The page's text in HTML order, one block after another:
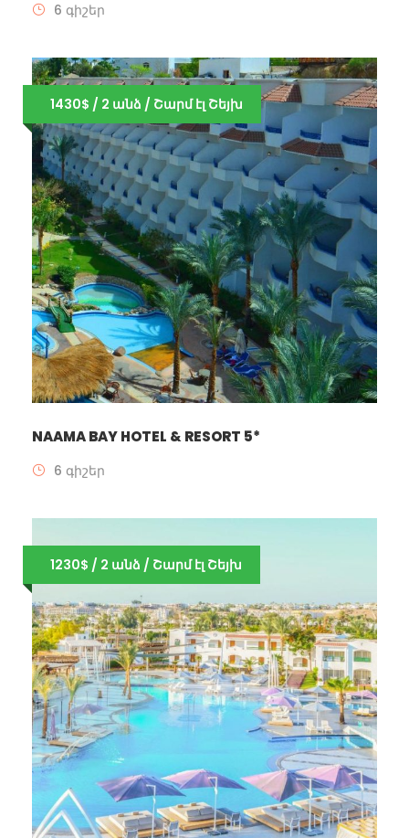
6 գիշեր
1430$ / 2 անձ / Շարմ էլ Շեյխ
NAAMA BAY HOTEL & RESORT 5*
6 գիշեր
1230$ / 2 անձ / Շարմ էլ Շեյխ